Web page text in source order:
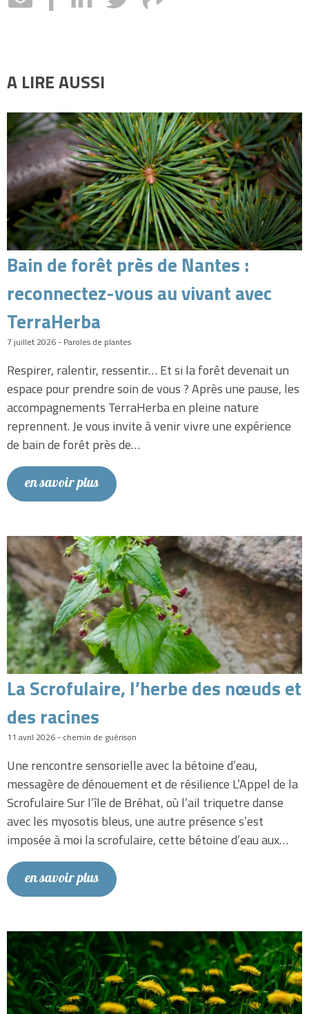
A LIRE AUSSI
Bain de forêt près de Nantes :
reconnectez-vous au vivant avec
TerraHerba
7 juillet 2026 - Paroles de plantes
Respirer, ralentir, ressentir… Et si la forêt devenait un
espace pour prendre soin de vous ? Après une pause, les
accompagnements TerraHerba en pleine nature
reprennent. Je vous invite à venir vivre une expérience
de bain de forêt près de…
en savoir plus
La Scrofulaire, l’herbe des nœuds et
des racines
11 avril 2026 - chemin de guérison
Une rencontre sensorielle avec la bétoine d’eau,
messagère de dénouement et de résilience L’Appel de la
Scrofulaire Sur l’île de Bréhat, où l’ail triquetre danse
avec les myosotis bleus, une autre présence s’est
imposée à moi la scrofulaire, cette bétoine d’eau aux…
en savoir plus